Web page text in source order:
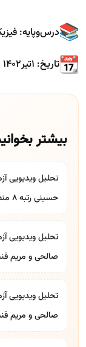
درس‌و‌پایه:
تاریخ: ۱تیر۱۴۰۲
بیشتر
حسینی رتبه ۸ منطقه ۲ کنکور
صالحی و مریم
صالحی و مریم